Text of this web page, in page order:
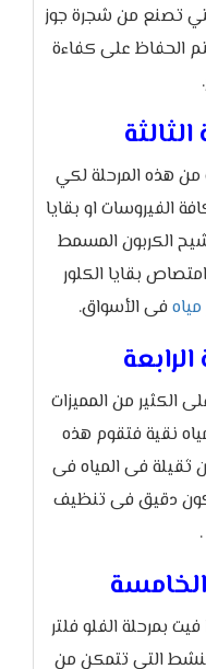
تصنع من شجرة جوز
الحفاظ على كفاءة
من هذه المرحلة لكي
الفيروسات او بقايا
الكربون المسمط
بقايا الكلور
فى الأسواق.
الكثير من المميزات
نقية فتقوم هذه
ثقيلة فى المياه فى
ليكون دقيق فى تنظيف
فيت بمرحلة الفلو فلتر
التي تتمكن من